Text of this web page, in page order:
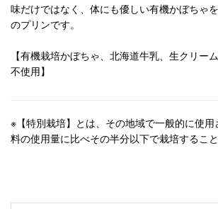
味だけではなく、体にも優しい有機かぼちゃ
のプリンです。
【有機栽培かぼちゃ、北海道牛乳、生クリー
不使用】
※【特別栽培】とは、その地域で一般的に使
料の使用量に比べその半分以下で栽培すること